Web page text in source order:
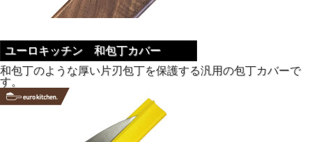
ユーロキッチン 和包丁カバー
和包丁のような厚い片刃包丁を保護する汎用の包丁カバーで
す。